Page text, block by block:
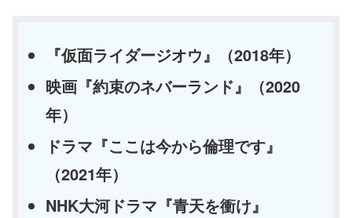
『仮面ライダージオウ』（2018年）
映画『約束のネバーランド』（2020
年）
ドラマ『ここは今から倫理です』
（2021年）
NHK大河ドラマ『青天を衝け』